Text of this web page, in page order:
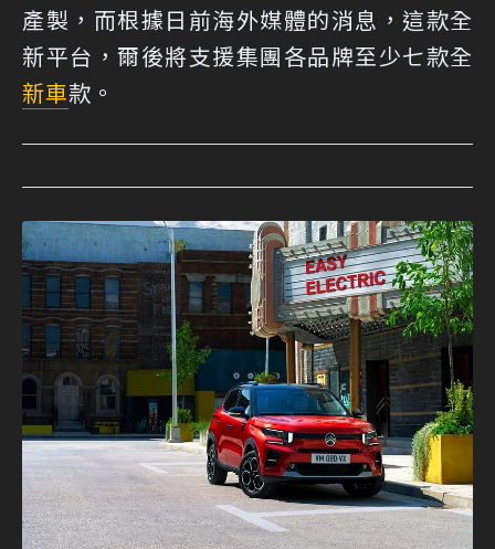
產製，而根據日前海外媒體的消息，這款全
新平台，爾後將支援集團各品牌至少七款全
新車款。